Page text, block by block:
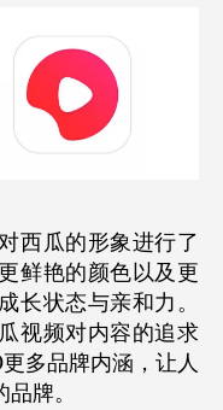
西瓜的形象进行了
鲜艳的颜色以及更
长状态与亲和力。
视频对内容的追求
多品牌内涵，让人
牌。